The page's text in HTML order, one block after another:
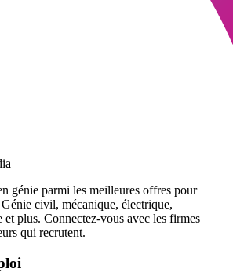
génie parmi les meilleures offres pour
civil, mécanique, électrique,
plus. Connectez-vous avec les firmes
qui recrutent.